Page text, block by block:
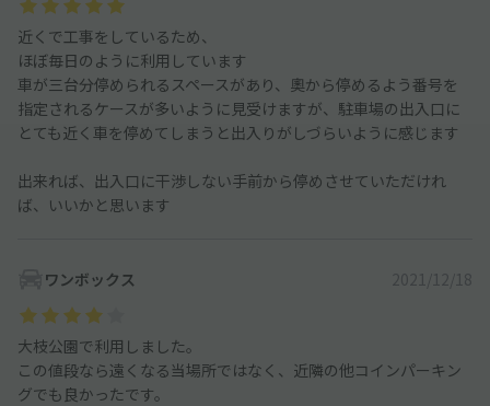
近くで工事をしているため、
ほぼ毎日のように利用しています
車が三台分停められるスペースがあり、奧から停めるよう番号を
指定されるケースが多いように見受けますが、駐車場の出入口に
とても近く車を停めてしまうと出入りがしづらいように感じます
出来れば、出入口に干渉しない手前から停めさせていただけれ
ば、いいかと思います
ワンボックス 2021/12/18
大枝公園で利用しました。
この値段なら遠くなる当場所ではなく、近隣の他コインパーキン
グでも良かったです。